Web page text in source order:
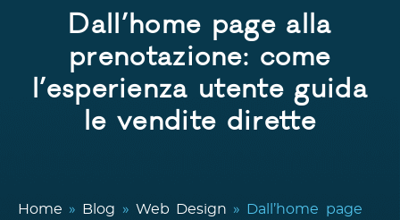
Dall’home page alla
prenotazione: come
l’esperienza utente guida
le vendite dirette
Home » Blog » Web Design »
Dall’home page